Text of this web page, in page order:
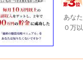
あな
０万